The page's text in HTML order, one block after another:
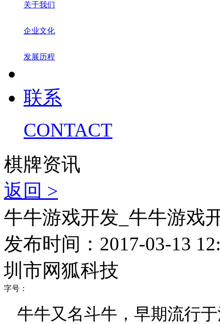
关于我们
企业文化
发展历程
联系
CONTACT
棋牌资讯
返回 >
牛牛游戏开发_牛牛游戏
发布时间：2017-03-13
圳市网狐科技
字号：
牛牛又名斗牛，早期流行